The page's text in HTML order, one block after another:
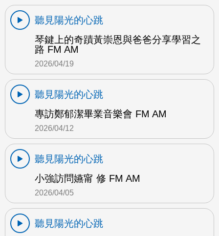
聽見陽光的心跳
琴鍵上的奇蹟黃崇恩與爸爸分享學習之
路 FM AM
2026/04/19
聽見陽光的心跳
專訪鄭郁潔畢業音樂會 FM AM
2026/04/12
聽見陽光的心跳
小強訪問嬿甯 修 FM AM
2026/04/05
聽見陽光的心跳